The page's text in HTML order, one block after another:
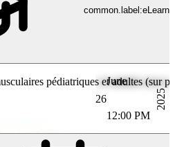
26
June
12:00 PM
2025
pédiatriques et adultes (sur